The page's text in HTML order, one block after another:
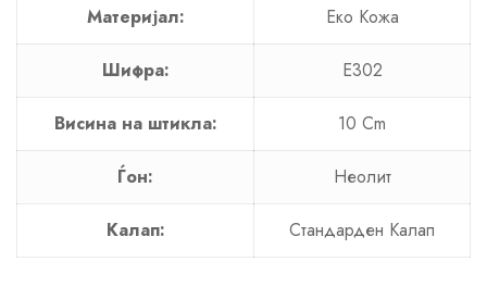
Материјал: Еко Кожa
Шифра: E302
Висина на штикла: 10 Cm
Ѓон: Неолит
Калап: Стандарден Калап